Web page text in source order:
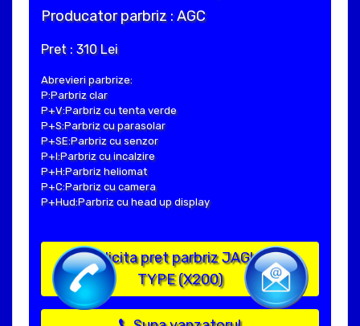
Producator parbriz : AGC
Pret : 310 Lei
Abrevieri parbrize:
P:Parbriz clar
P+V:Parbriz cu tenta verde
P+S:Parbriz cu parasolar
P+SE:Parbriz cu senzor
P+I:Parbriz cu incalzire
P+H:Parbriz heliomat
P+C:Parbriz cu camera
P+Hud:Parbriz cu head up display
Solicita pret parbriz JAGUAR S
TYPE (X200)